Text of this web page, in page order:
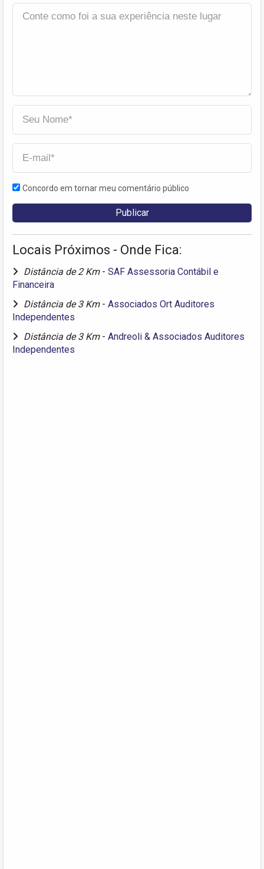
Concordo em tornar meu comentário público
Locais Próximos - Onde Fica:
Distância de 2 Km - SAF Assessoria Contábil e
Financeira
Distância de 3 Km - Associados Ort Auditores
Independentes
Distância de 3 Km - Andreoli & Associados Auditores
Independentes